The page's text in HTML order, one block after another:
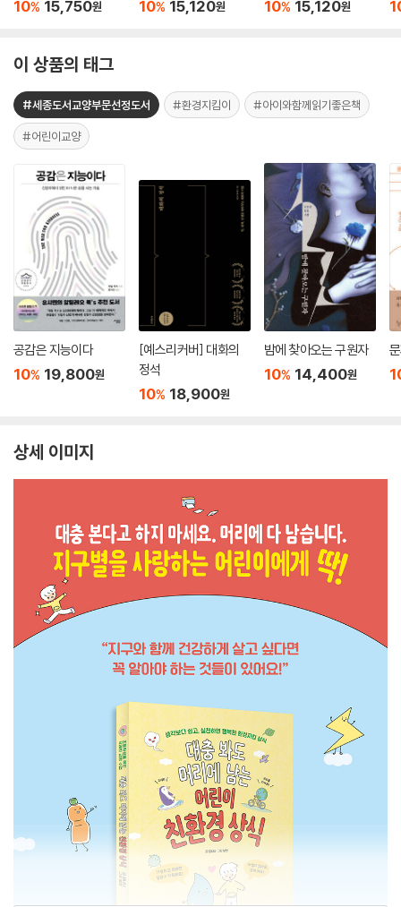
10% 15,750원 10% 15,120원 10% 15,120원
이 상품의 태그
#세종도서교양부문선정도서 #환경지킴이 #아이와함께읽기좋은책
#어린이교양
공감은 지능이다
10% 19,800원
[예스리커버] 대화의
정석
10% 18,900원
밤에 찾아오는 구원자
10% 14,400원
상세 이미지